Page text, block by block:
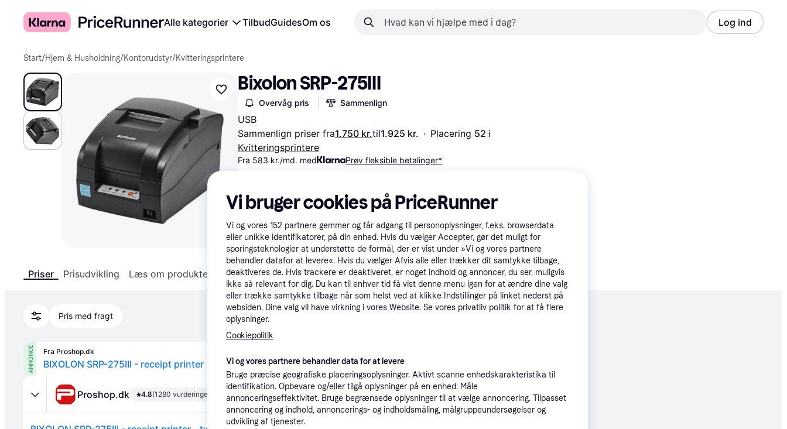
Alle kategorier TilbudGuidesOm os Log ind
Start/Hjem & Husholdning/Kontorudstyr/Kvitteringsprintere
Bixolon SRP-275III
Overvåg pris Sammenlign
USB
Sammenlign priser fra1.750 kr.til1.925 kr. · Placering 52 i
Kvitteringsprintere
Fra 583 kr./md. med Prøv fleksible betalinger*
Priser Prisudvikling Læs om produktet Specifikationer
Pris med fragt
ANNONCE Fra Proshop.dk
BIXOLON SRP-275III - receipt printer - two-colour (monochrome) - dot-matrix - Monokrom - Dotmatrix
Proshop.dk 4.8(1280 vurderinger) Købsgaranti
Vi bruger cookies på PriceRunner
Vi og vores 152 partnere gemmer og får adgang til personoplysninger, f.eks. browserdata
eller unikke identifikatorer, på din enhed. Hvis du vælger Accepter, gør det muligt for
sporingsteknologier at understøtte de formål, der er vist under »Vi og vores partnere
behandler datafor at levere«. Hvis du vælger Afvis alle eller trækker dit samtykke tilbage,
deaktiveres de. Hvis trackere er deaktiveret, er noget indhold og annoncer, du ser, muligvis
ikke så relevant for dig. Du kan til enhver tid få vist denne menu igen for at ændre dine valg
eller trække samtykke tilbage når som helst ved at klikke Indstillinger på linket nederst på
websiden. Dine valg vil have virkning i vores Website. Se vores privatliv politik for at få flere
oplysninger.
Cookiepolitik
Vi og vores partnere behandler data for at levere
Bruge præcise geografiske placeringsoplysninger. Aktivt scanne enhedskarakteristika til
identifikation. Opbevare og/eller tilgå oplysninger på en enhed. Måle
annonceringseffektivitet. Bruge begrænsede oplysninger til at vælge annoncering. Tilpasset
annoncering og indhold, annoncerings- og indholdsmåling, målgruppeundersøgelser og
udvikling af tjenester.